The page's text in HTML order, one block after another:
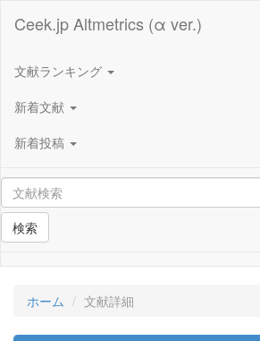
Ceek.jp Altmetrics (α ver.)
文献ランキング
新着文献
新着投稿
検索
ホーム 文献詳細